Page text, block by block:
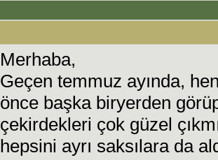
Merhaba,
Geçen temmuz ayında,
önce başka biryerden
çekirdekleri çok güzel
hepsini ayrı saksılara da